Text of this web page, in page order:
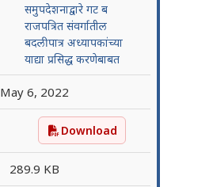
समुपदेशनाद्वारे गट ब
राजपत्रित संवर्गातील
बदलीपात्र अध्यापकांच्या
याद्या प्रसिद्ध करणेबाबत
May 6, 2022
समुपदेशनाद्वारे गट ब
Download
289.9 KB